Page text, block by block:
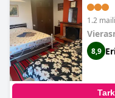
1.2
8,9